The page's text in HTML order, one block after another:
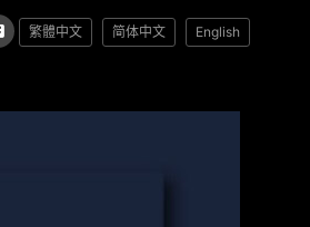
繁體中文 简体中文 English